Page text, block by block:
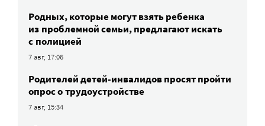
Родных, которые могут взять ребенка
из проблемной семьи, предлагают искать
с полицией
7 авг, 17:06
Родителей детей-инвалидов просят пройти
опрос о трудоустройстве
7 авг, 15:34